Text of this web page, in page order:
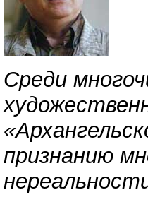
Среди
признанию